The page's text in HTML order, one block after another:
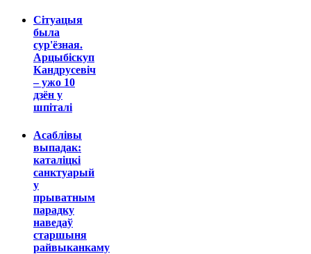
Сітуацыя
была
сур'ёзная.
Арцыбіскуп
Кандрусевіч
– ужо 10
дзён у
шпіталі
Асаблівы
выпадак:
каталіцкі
санктуарый
у
прыватным
парадку
наведаў
старшыня
райвыканкаму